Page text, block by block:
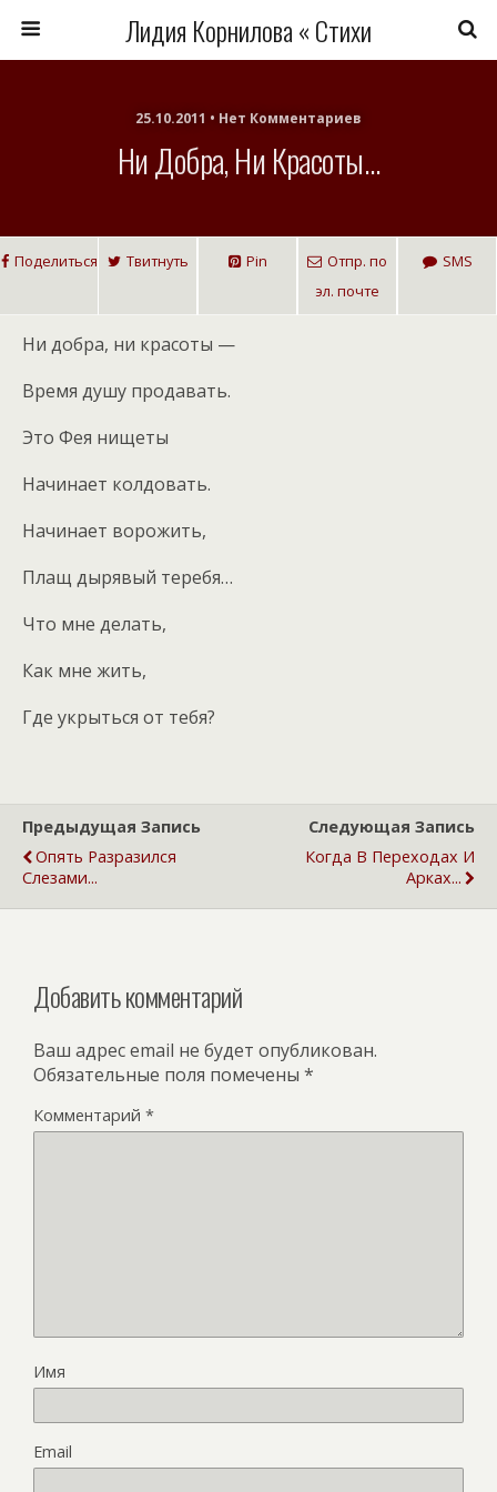
Лидия Корнилова « Стихи
25.10.2011 • Нет Комментариев
Ни Добра, Ни Красоты…
Поделиться Твитнуть Pin
Отпр. по
эл. почте
SMS
Ни добра, ни красоты —
Время душу продавать.
Это Фея нищеты
Начинает колдовать.
Начинает ворожить,
Плащ дырявый теребя…
Что мне делать,
Как мне жить,
Где укрыться от тебя?
Предыдущая Запись
Опять Разразился
Слезами...
Следующая Запись
Когда В Переходах И
Арках...
Добавить комментарий
Ваш адрес email не будет опубликован.
Обязательные поля помечены *
Комментарий *
Имя
Email